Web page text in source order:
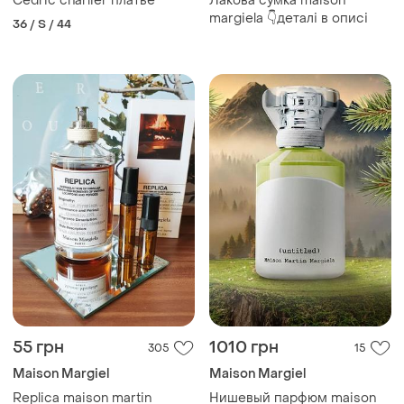
36 / S / 44
margiela 👇деталі в описі
55 грн 305
Maison Margiel
Replica maison martin
1010 грн 15
Maison Margiel
Нишевый парфюм maison